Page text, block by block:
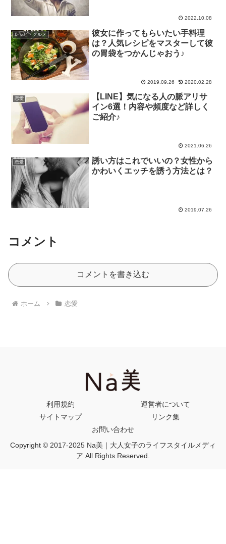
2022.10.08
レシピ・グルメ
彼女に作ってもらいたい手料理
は？人気レシピをマスターして彼
の胃袋をつかんじゃおう♪
2019.09.26 2020.02.28
恋愛
【LINE】気になる人の脈アリサ
イン6選！内容や頻度など詳しく
ご紹介♪
2021.06.26
恋愛
誘い方はこれでいいの？女性から
かわいくエッチを誘う方法とは？
2019.07.26
コメント
コメントを書き込む
ホーム 恋愛
利用規約
運営者について
サイトマップ
リンク集
お問い合わせ
Copyright © 2017-2025 Na美｜大人女子のライフスタイルメディ
ア All Rights Reserved.